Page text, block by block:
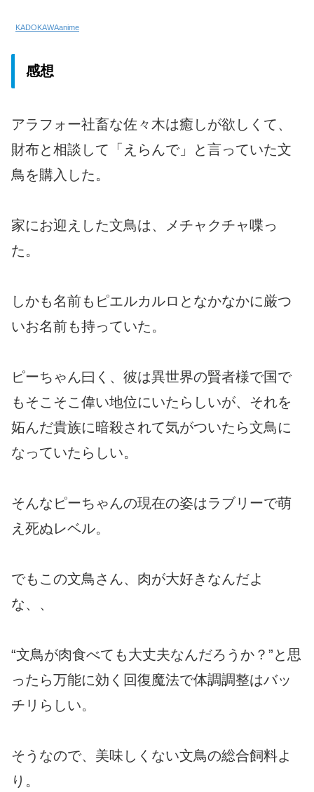
KADOKAWAanime
感想
アラフォー社畜な佐々木は癒しが欲しくて、
財布と相談して「えらんで」と言っていた文
鳥を購入した。
家にお迎えした文鳥は、メチャクチャ喋っ
た。
しかも名前もピエルカルロとなかなかに厳つ
いお名前も持っていた。
ピーちゃん曰く、彼は異世界の賢者様で国で
もそこそこ偉い地位にいたらしいが、それを
妬んだ貴族に暗殺されて気がついたら文鳥に
なっていたらしい。
そんなピーちゃんの現在の姿はラブリーで萌
え死ぬレベル。
でもこの文鳥さん、肉が大好きなんだよ
な、、
“文鳥が肉食べても大丈夫なんだろうか？”と思
ったら万能に効く回復魔法で体調調整はバッ
チリらしい。
そうなので、美味しくない文鳥の総合飼料よ
り。